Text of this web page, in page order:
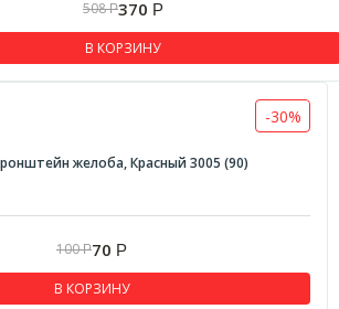
508Р370 Р
В КОРЗИНУ
-30%
желоба, Красный 3005 (90)
100Р70 Р
В КОРЗИНУ